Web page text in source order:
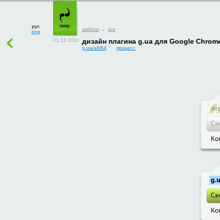
рус
eng
дизайн плагина g.ua для Google
g.ua/aNS4 процесс
работы→ все